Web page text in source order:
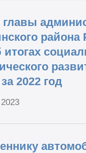
района
2022 год